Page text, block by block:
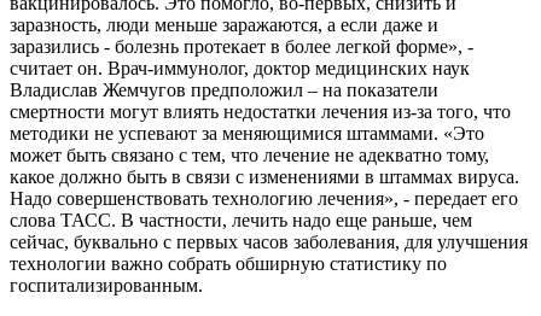
заразность, люди меньше заражаются, а если даже и
заразились - болезнь протекает в более легкой форме», -
считает он. Врач-иммунолог, доктор медицинских наук
Владислав Жемчугов предположил – на показатели
смертности могут влиять недостатки лечения из-за того, что
методики не успевают за меняющимися штаммами. «Это
может быть связано с тем, что лечение не адекватно тому,
какое должно быть в связи с изменениями в штаммах вируса.
Надо совершенствовать технологию лечения», - передает его
слова ТАСС. В частности, лечить надо еще раньше, чем
сейчас, буквально с первых часов заболевания, для улучшения
технологии важно собрать обширную статистику по
госпитализированным.